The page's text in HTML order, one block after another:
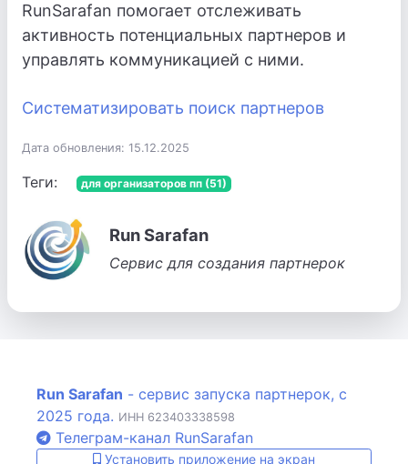
RunSarafan помогает отслеживать
активность потенциальных партнеров и
управлять коммуникацией с ними.
Систематизировать поиск партнеров
Дата обновления: 15.12.2025
Теги: для организаторов пп (51)
Run Sarafan
Сервис для создания партнерок
Run Sarafan - сервис запуска партнерок, с
2025 года. ИНН 623403338598
Телеграм-канал RunSarafan
Установить приложение на экран